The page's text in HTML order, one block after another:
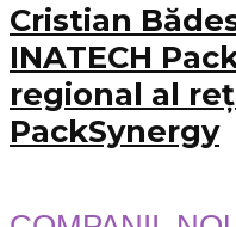
Cristian
INATECH
regional al
PackSynergy